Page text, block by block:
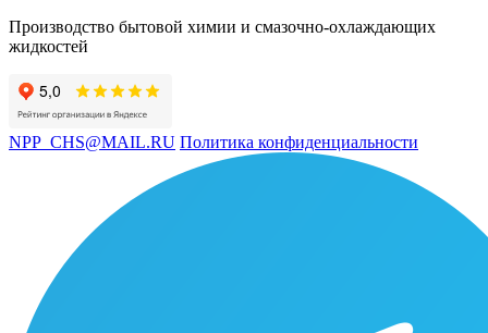
Производство бытовой химии и смазочно-охлаждающих
жидкостей
NPP_CHS@MAIL.RU Политика конфиденциальности